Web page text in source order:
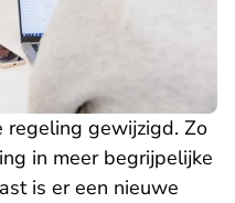
regeling gewijzigd. Zo
in meer begrijpelijke
is er een nieuwe